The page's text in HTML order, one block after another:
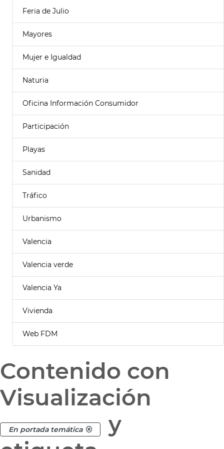
Feria de Julio
Mayores
Mujer e Igualdad
Naturia
Oficina Información Consumidor
Participación
Playas
Sanidad
Tráfico
Urbanismo
Valencia
Valencia verde
Valencia Ya
Vivienda
Web FDM
Contenido con
Visualización
En portada temática
y